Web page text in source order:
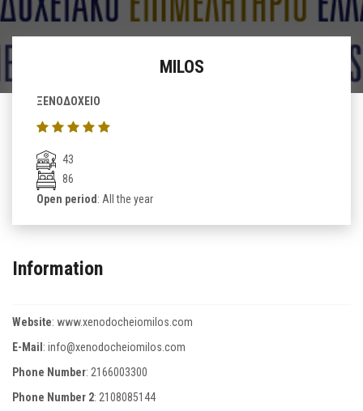
MILOS
ΞΕΝΟΔΟΧΕΙΟ
43
86
Open period: All the year
Information
Website: www.xenodocheiomilos.com
E-Mail: info@xenodocheiomilos.com
Phone Number: 2166003300
Phone Number 2: 2108085144